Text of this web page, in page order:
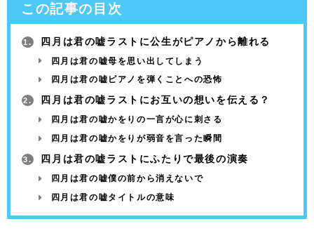
この記事の目次
1. 四月は君の嘘ラストに公生がピアノから離れる
四月は君の嘘母を思い出してしまう
四月は君の嘘ピアノを弾くことへの恐怖
2. 四月は君の嘘ラストにお互いの想いを伝える？
四月は君の嘘かをりの一言が心に刺さる
四月は君の嘘かをりが弱音を言った瞬間
3. 四月は君の嘘ラストにふたりで最後の演奏
四月は君の嘘僕の前から消えないで
四月は君の嘘タイトルの意味